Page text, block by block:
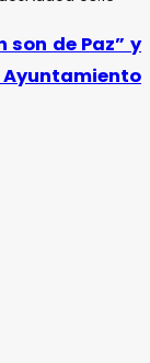
son de Paz” y